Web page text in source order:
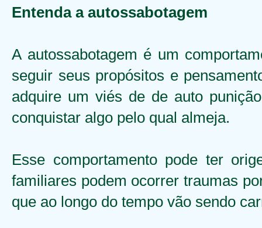
Entenda a autossabotagem
A autossabotagem é um
seguir seus propósitos e
adquire um viés de de auto
conquistar algo pelo qual almeja.
Esse comportamento pode ter
familiares podem ocorrer traumas
que ao longo do tempo vão sendo